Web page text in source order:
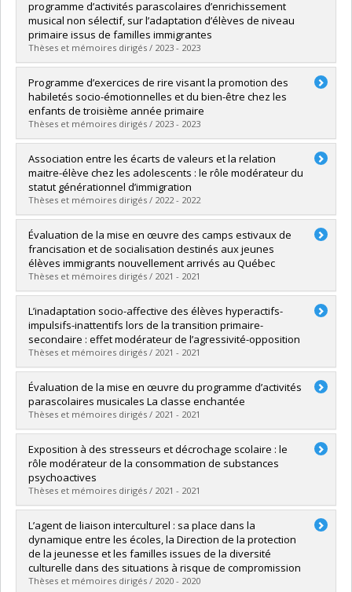
Cycle :Master's
Grade : M. Sc.
Lien vers le document dans Papyrus
programme d’activités parascolaires d’enrichissement
musical non sélectif, sur l’adaptation d’élèves de niveau
primaire issus de familles immigrantes
Thèses et mémoires dirigés / 2023 - 2023
Graduate : Meilleur, Marilou
Cycle :Master's
Grade : M. Sc.
Lien vers le document dans Papyrus
Programme d’exercices de rire visant la promotion des
habiletés socio-émotionnelles et du bien-être chez les
enfants de troisième année primaire
Thèses et mémoires dirigés / 2023 - 2023
Graduate : Lapointe-Missud, Thomas
Cycle :Master's
Grade :M. Sc.
Lien vers le document dans Papyrus
Association entre les écarts de valeurs et la relation
maitre-élève chez les adolescents : le rôle modérateur du
statut générationnel d’immigration
Thèses et mémoires dirigés / 2022 - 2022
Graduate :Hébert, Corinne
Cycle :Master's
Grade :M. Sc.
Lien vers le document dans Papyrus
Évaluation de la mise en œuvre des camps estivaux de
francisation et de socialisation destinés aux jeunes
élèves immigrants nouvellement arrivés au Québec
Thèses et mémoires dirigés / 2021 - 2021
Graduate :Beaudoin, Anaël
Cycle :Master's
Grade :M. Sc.
Lien vers le document dans Papyrus
L’inadaptation socio-affective des élèves hyperactifs-
impulsifs-inattentifs lors de la transition primaire-
secondaire : effet modérateur de l’agressivité-opposition
Thèses et mémoires dirigés / 2021 - 2021
Graduate :Langlois, Jessika
Cycle :Master's
Grade :M. Sc.
Lien vers le document dans Papyrus
Évaluation de la mise en œuvre du programme d’activités
parascolaires musicales La classe enchantée
Thèses et mémoires dirigés / 2021 - 2021
Graduate :Milette, Marie-Catherine
Cycle :Master's
Grade :M. Sc.
Lien vers le document dans Papyrus
Exposition à des stresseurs et décrochage scolaire : le
rôle modérateur de la consommation de substances
psychoactives
Thèses et mémoires dirigés / 2021 - 2021
Graduate :Lessard-Gagnon, Alexandra
Cycle :Master's
Grade :M. Sc.
Lien vers le document dans Papyrus
L’agent de liaison interculturel : sa place dans la
dynamique entre les écoles, la Direction de la protection
de la jeunesse et les familles issues de la diversité
culturelle dans des situations à risque de compromission
Thèses et mémoires dirigés / 2020 - 2020